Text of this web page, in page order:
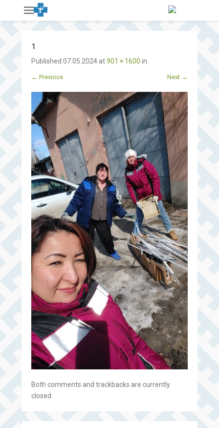
1
Published 07.05.2024 at901 × 1600 in
← Previous Next →
Both comments and trackbacks are currently
closed.